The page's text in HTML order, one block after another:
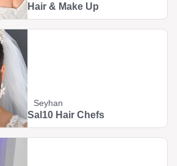
Hair & Make Up
Seyhan
Sal10 Hair Chefs